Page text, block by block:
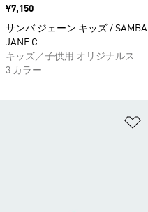
価格
¥7,150
サンバ ジェーン キッズ / SAMBA
JANE C
キッズ／子供用 オリジナルス
3 カラー